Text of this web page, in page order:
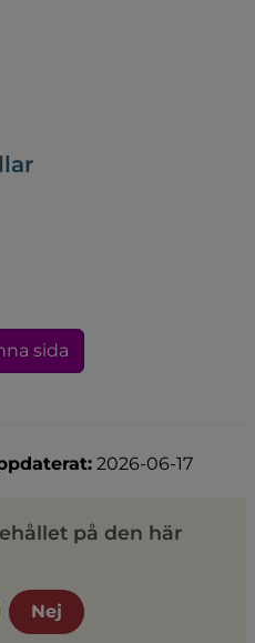
sida
2026-06-17
på den här
Nej